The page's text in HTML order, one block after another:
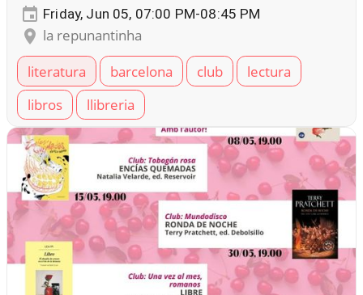
Friday, Jun 05, 07:00 PM-08:45 PM
la repunantinha
literatura
barcelona club
lectura
libros
llibreria